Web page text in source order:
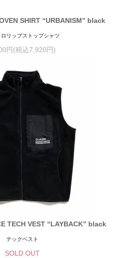
SHIRT “URBANISM” black
リップストップシャツ
円(税込7,920円)
TECH VEST “LAYBACK” black
テックベスト
SOLD OUT